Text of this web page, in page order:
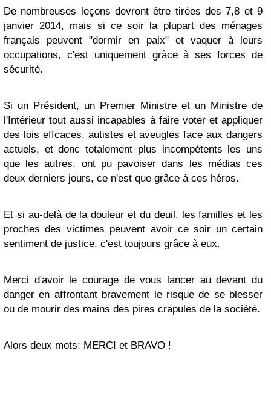
De nombreuses leçons devront être tirées des 7,8 et 9
janvier 2014, mais si ce soir la plupart des ménages
français peuvent "dormir en paix" et vaquer à leurs
occupations, c'est uniquement gràce à ses forces de
sécurité.
Si un Président, un Premier Ministre et un Ministre de
l'Intérieur tout aussi incapables à faire voter et appliquer
des lois effcaces, autistes et aveugles face aux dangers
actuels, et donc totalement plus incompétents les uns
que les autres, ont pu pavoiser dans les médias ces
deux derniers jours, ce n'est que grâce à ces héros.
Et si au-delà de la douleur et du deuil, les familles et les
proches des victimes peuvent avoir ce soir un certain
sentiment de justice, c'est toujours grâce à eux.
Merci d'avoir le courage de vous lancer au devant du
danger en affrontant bravement le risque de se blesser
ou de mourir des mains des pires crapules de la société.
Alors deux mots: MERCI et BRAVO !